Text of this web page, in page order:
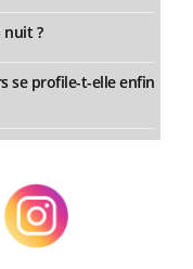
nuit ?
se profile-t-elle enfin